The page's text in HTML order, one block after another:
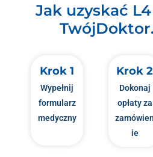
Jak uzyskać
Krok 1
Wypełnij
formularz
medyczny
Krok 2
Dokonaj
opłaty za
zamówien
ie